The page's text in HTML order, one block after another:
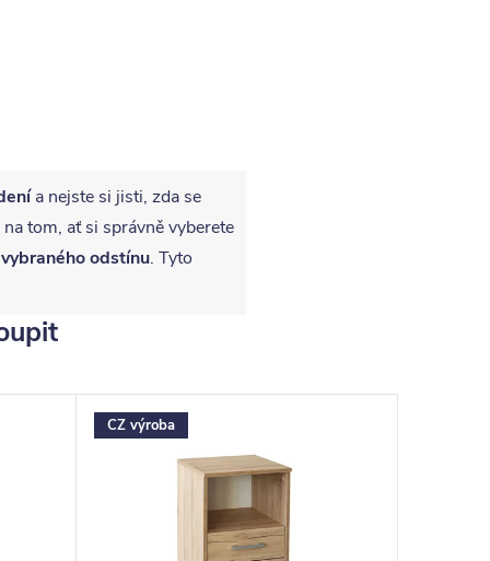
a nejste si jisti, zda se
tom, ať si správně vyberete
odstínu. Tyto
CZ výroba